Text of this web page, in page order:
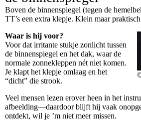
Boven de binnenspiegel (tegen de
TT’s een extra klepje. Klein maar
Waar is hij voor?
Voor dat irritante stukje zonlicht tussen
de binnenspiegel en het dak, waar de
normale zonnekleppen nét niet komen.
Je klapt het klepje omlaag en het
“dicht” die strook.
Veel mensen lezen erover heen in het
afbeelding—daardoor blijft hij vaak
ontdekt, wil je ’m niet meer missen.